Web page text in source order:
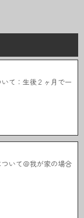
て：生後２ヶ月で一
いて＠我が家の場合